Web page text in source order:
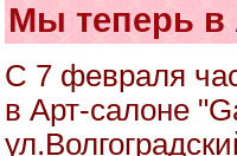
Мы теперь в
С 7 февраля
в Арт-салоне